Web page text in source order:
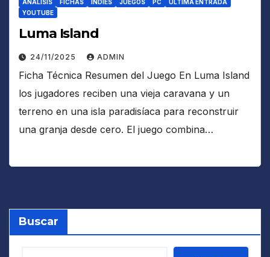
ANÁLISIS FICHAS INDIES JUEGOS PC
ÚLTIMA ENTRADA
YOUTUBE
Luma Island
24/11/2025 ADMIN
Ficha Técnica Resumen del Juego En Luma Island
los jugadores reciben una vieja caravana y un
terreno en una isla paradisíaca para reconstruir
una granja desde cero. El juego combina…
Buscar